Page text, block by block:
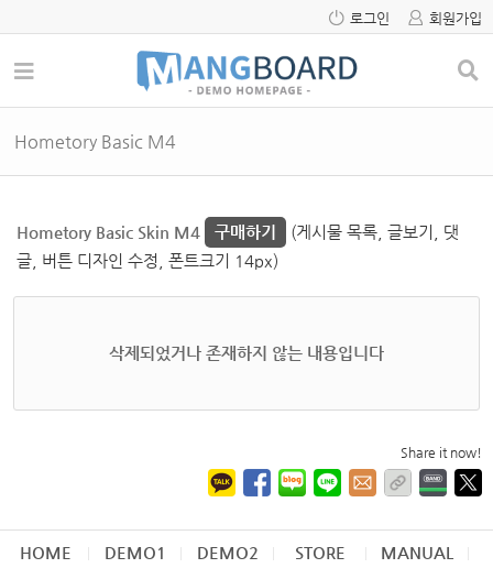
로그인 회원가입
Hometory Basic M4
Hometory Basic Skin M4 구매하기
(게시물 목록, 글보기, 댓
글, 버튼 디자인 수정, 폰트크기 14px)
삭제되었거나 존재하지 않는 내용입니다
Share it now!
HOME DEMO1 DEMO2 STORE MANUAL